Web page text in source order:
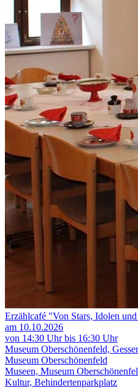
Erzählcafé "Von Stars, Idolen
am 10.10.2026
von 14:30 Uhr bis 16:30 Uhr
Museum Oberschönenfeld,
Museum Oberschönenfeld
Museen, Museum
Kultur, Behindertenparkplatz